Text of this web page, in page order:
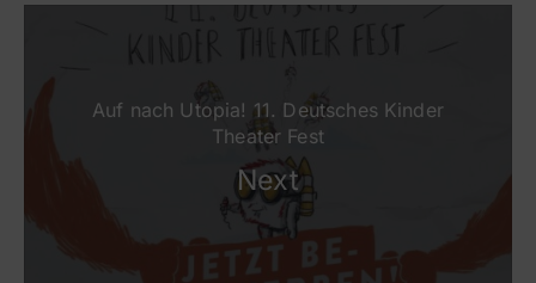
Auf nach Utopia! 11. Deutsches Kinder
Theater Fest
Next